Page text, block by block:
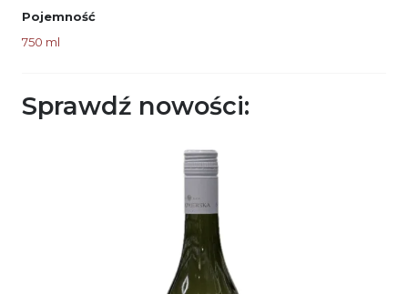
Pojemność
750 ml
Sprawdź nowości: